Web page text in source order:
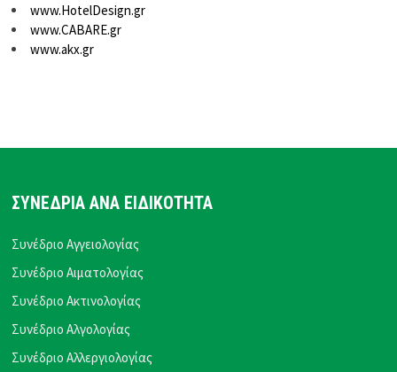
www.HotelDesign.gr
www.CABARE.gr
www.akx.gr
ΣΥΝΕΔΡΙΑ ΑΝΑ ΕΙΔΙΚΟΤΗΤΑ
Συνέδριο Αγγειολογίας
Συνέδριο Αιματολογίας
Συνέδριο Ακτινολογίας
Συνέδριο Αλγολογίας
Συνέδριο Αλλεργιολογίας